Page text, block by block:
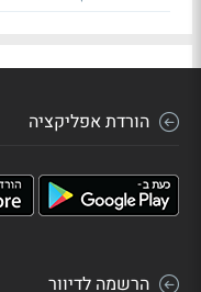
הורדת אפליקציה
הרשמה לדיוור